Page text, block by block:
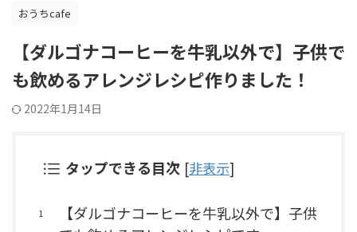
おうちcafe
【ダルゴナコーヒーを牛乳以外で】子供で
も飲めるアレンジレシピ作りました！
2022年1月14日
タップできる目次 [非表示]
【ダルゴナコーヒーを牛乳以外で】子供